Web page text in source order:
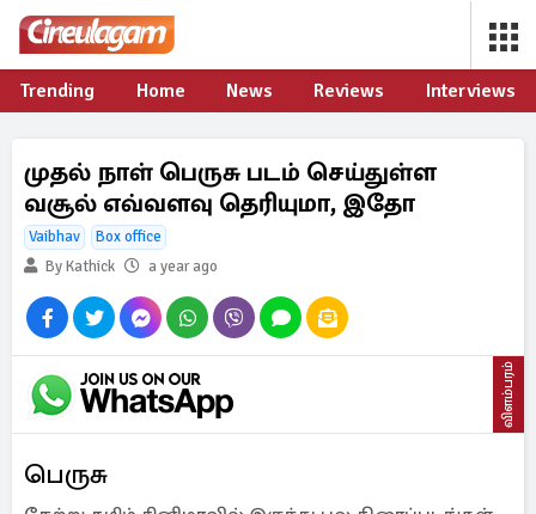
Trending Home News Reviews Interviews
முதல் நாள் பெருசு படம் செய்துள்ள
வசூல் எவ்வளவு தெரியுமா, இதோ
Vaibhav
Box office
By Kathick
a year ago
விளம்பரம்
பெருசு